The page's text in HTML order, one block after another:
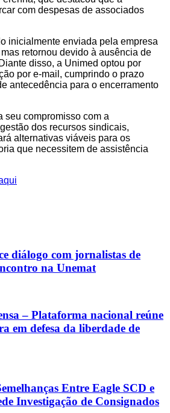
com despesas de associados
inicialmente enviada pela empresa
retornou devido à ausência de
disso, a Unimed optou por
por e-mail, cumprindo o prazo
antecedência para o encerramento
seu compromisso com a
dos recursos sindicais,
alternativas viáveis para os
que necessitem de assistência
diálogo com jornalistas de
na Unemat
– Plataforma nacional reúne
em defesa da liberdade de
Entre Eagle SCD e
Investigação de Consignados